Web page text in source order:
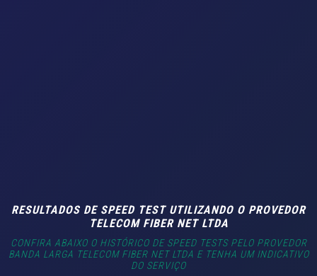
RESULTADOS DE SPEED TEST UTILIZANDO O PROVEDOR
TELECOM FIBER NET LTDA
CONFIRA ABAIXO O HISTÓRICO DE SPEED TESTS PELO PROVEDOR
BANDA LARGA TELECOM FIBER NET LTDA E TENHA UM INDICATIVO
DO SERVIÇO